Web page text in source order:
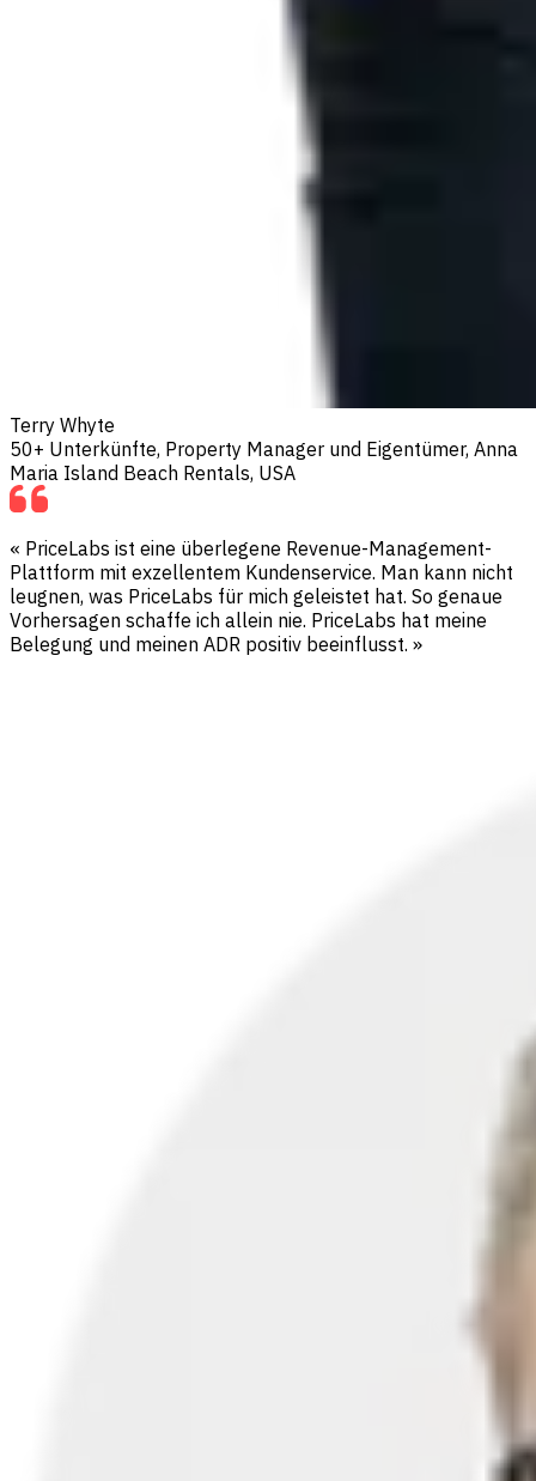
Terry Whyte
50+ Unterkünfte, Property Manager und Eigentümer, Anna
Maria Island Beach Rentals, USA
« PriceLabs ist eine überlegene Revenue-Management-
Plattform mit exzellentem Kundenservice. Man kann nicht
leugnen, was PriceLabs für mich geleistet hat. So genaue
Vorhersagen schaffe ich allein nie. PriceLabs hat meine
Belegung und meinen ADR positiv beeinflusst. »